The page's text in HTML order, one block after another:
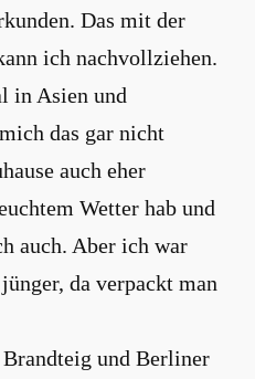
Das mit der
ich nachvollziehen.
in Asien und
das gar nicht
auch eher
Wetter hab und
auch. Aber ich war
da verpackt man
und Berliner